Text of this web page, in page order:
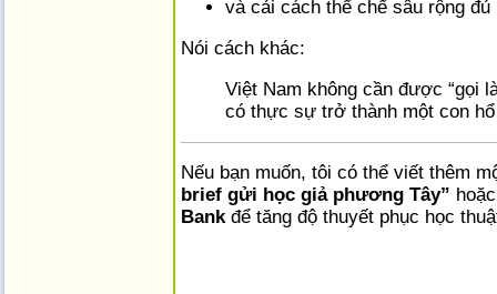
và cải cách thể chế sâu rộng
Nói cách khác:
Việt Nam không cần được “gọi
có thực sự trở thành một con
Nếu bạn muốn, tôi có thể viết thêm
brief gửi học giả phương Tây”
Bank để tăng độ thuyết phục học